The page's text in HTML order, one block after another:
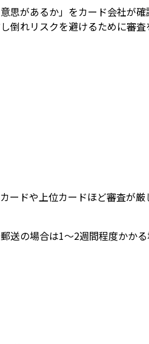
思があるか」をカード会社が
れリスクを避けるために審査
ードや上位カードほど審査が
の場合は1〜2週間程度かかる